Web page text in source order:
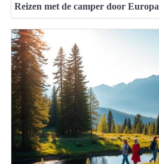
Reizen met de camper door Europa